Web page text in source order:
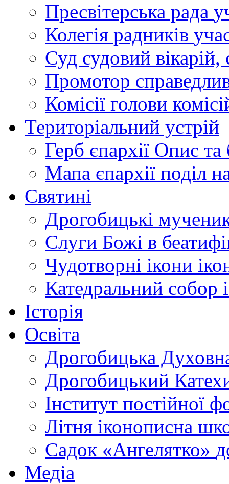
Пресвітерська рада
Колегія радників
Суд судовий вікарій,
Промотор
Комісії голови
Територіальний устрій
Герб єпархії Опис та
Мапа єпархії поділ
Святині
Дрогобицькі
Слуги Божі в
Чудотворні ікони
Катедральний собор
Історія
Освіта
Дрогобицька
Дрогобицький
Інститут постійної
Літня іконописна
Садок «Ангелятко»
Медіа